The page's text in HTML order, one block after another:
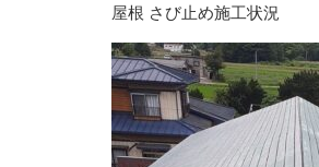
屋根 さび止め施工状況